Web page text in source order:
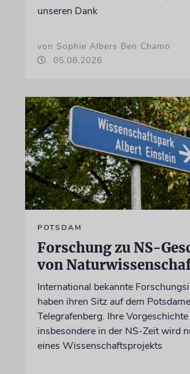
unseren Dank
von Sophie Albers Ben Chamo
05.08.2026
POTSDAM
Forschung zu NS-
von
International bekannte
haben ihren Sitz auf dem
Telegrafenberg. Ihre Vorgeschichte
insbesondere in der NS-Zeit wird
eines Wissenschaftsprojekts